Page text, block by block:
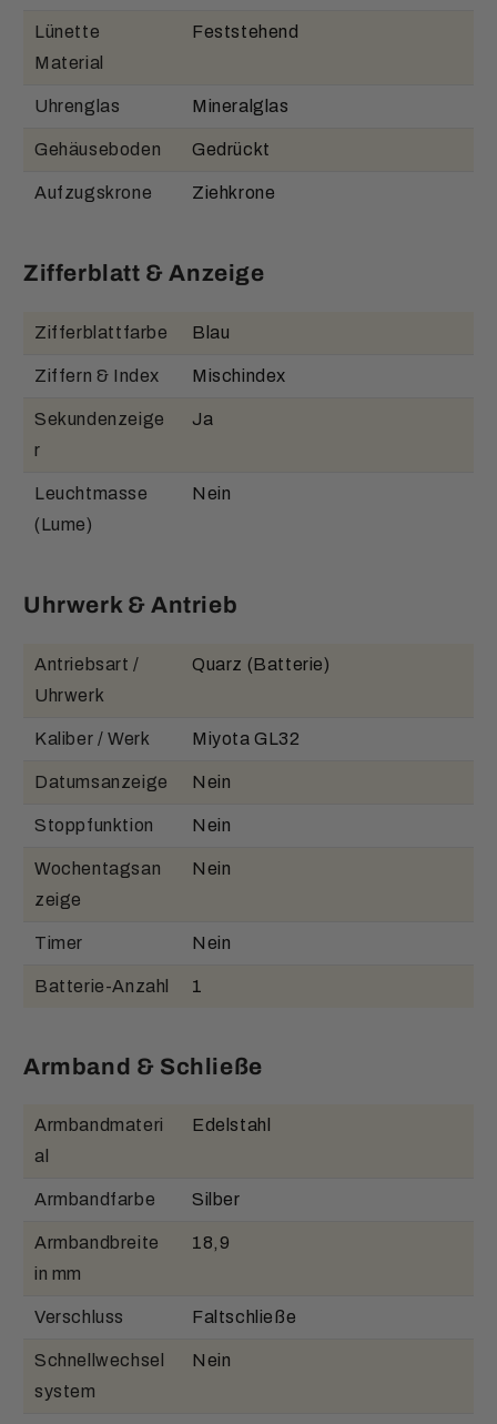
Lünette
Material
Feststehend
Uhrenglas Mineralglas
Gehäuseboden Gedrückt
Aufzugskrone Ziehkrone
Zifferblatt & Anzeige
Zifferblattfarbe Blau
Ziffern & Index Mischindex
Sekundenzeige
r
Ja
Leuchtmasse
(Lume)
Nein
Uhrwerk & Antrieb
Antriebsart /
Uhrwerk
Quarz (Batterie)
Kaliber / Werk Miyota GL32
Datumsanzeige Nein
Stoppfunktion Nein
Wochentagsan
zeige
Nein
Timer Nein
Batterie-Anzahl 1
Armband & Schließe
Armbandmateri
al
Edelstahl
Armbandfarbe Silber
Armbandbreite
in mm
18,9
Verschluss Faltschließe
Schnellwechsel
system
Nein